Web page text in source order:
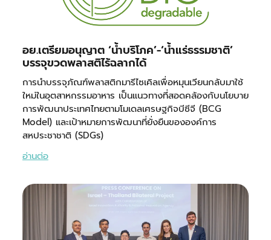
อย.เตรียมอนุญาต ‘น้ำบริโภค’-‘น้ำแร่ธรรมชาติ’
บรรจุขวดพลาสติไร้ฉลากได้
การนำบรรจุภัณฑ์พลาสติกมารีไซเคิลเพื่อหมุนเวียนกลับมาใช้
ใหม่ในอุตสาหกรรมอาหาร เป็นแนวทางที่สอดคล้องกับนโยบาย
การพัฒนาประเทศไทยตามโมเดลเศรษฐกิจบีซีจี (BCG
Model) และเป้าหมายการพัฒนาที่ยั่งยืนขององค์การ
สหประชาชาติ (SDGs)
อ่านต่อ